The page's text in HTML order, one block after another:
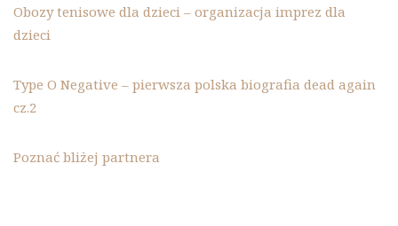
Obozy tenisowe dla dzieci – organizacja imprez dla
dzieci
Type O Negative – pierwsza polska biografia dead again
cz.2
Poznać bliżej partnera